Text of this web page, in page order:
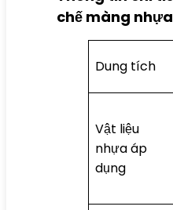
chế màng nhựa
Dung tích
Vật liệu
nhựa áp
dụng